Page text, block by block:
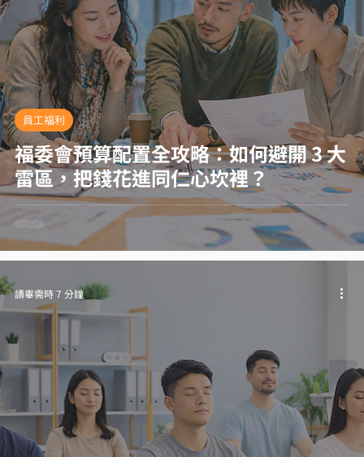
福委會預算配置全攻略：如何避開 3 大
雷區，把錢花進同仁心坎裡？
員工福利
讀畢需時 7 分鐘